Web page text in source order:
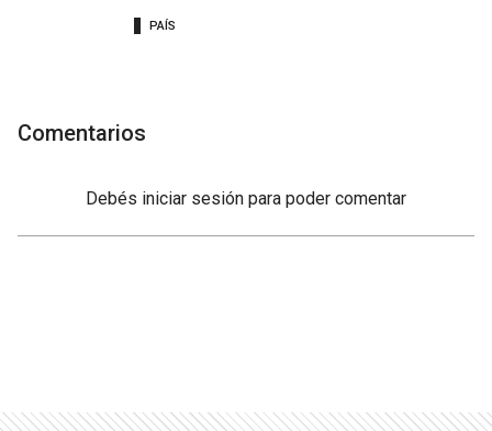
PAÍS
Comentarios
Debés iniciar sesión para poder comentar